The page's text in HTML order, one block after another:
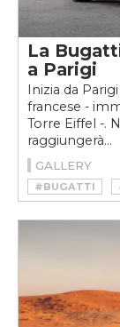
La
a Parigi
Inizia da
francese -
Torre Eiffel -.
raggiungerà...
GALLERY
#BUGATTI
#BUGATTI
#CHIRON PUR